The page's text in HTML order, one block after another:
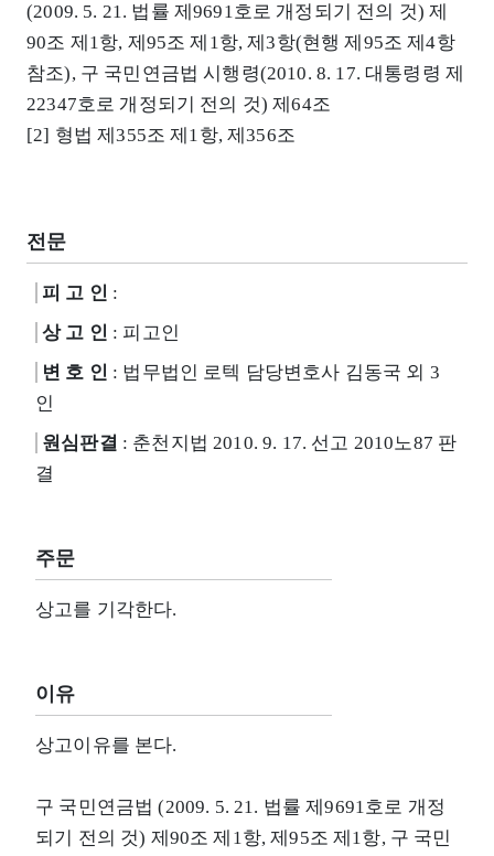
(2009. 5. 21. 법률 제9691호로 개정되기 전의 것) 제
90조 제1항, 제95조 제1항, 제3항(현행 제95조 제4항
참조), 구 국민연금법 시행령(2010. 8. 17. 대통령령 제
22347호로 개정되기 전의 것) 제64조
[2] 형법 제355조 제1항, 제356조
전문
피 고 인 :
상 고 인 : 피고인
변 호 인 : 법무법인 로텍 담당변호사 김동국 외 3
인
원심판결 : 춘천지법 2010. 9. 17. 선고 2010노87 판
결
주문
상고를 기각한다.
이유
상고이유를 본다.
구 국민연금법 (2009. 5. 21. 법률 제9691호로 개정
되기 전의 것) 제90조 제1항, 제95조 제1항, 구 국민